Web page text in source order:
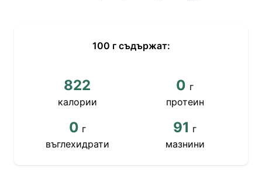
100 г съдържат:
822
калории
0 г
протеин
0 г
въглехидрати
91 г
мазнини